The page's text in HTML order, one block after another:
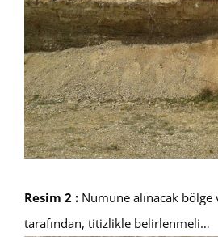
Resim 2 : Numune alınacak
tarafından, titizlikle belirlenmeli…